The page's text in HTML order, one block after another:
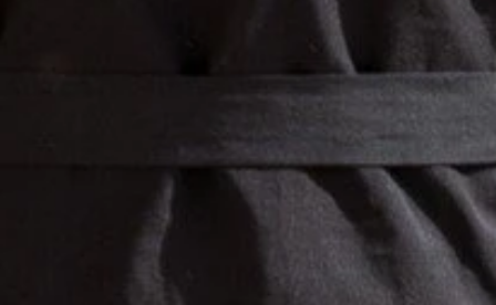
Station 4 – Audiowalk
Audio "Wusstest du schon?"